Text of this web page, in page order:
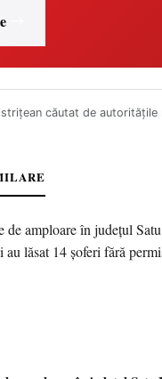
căutat de autoritățile